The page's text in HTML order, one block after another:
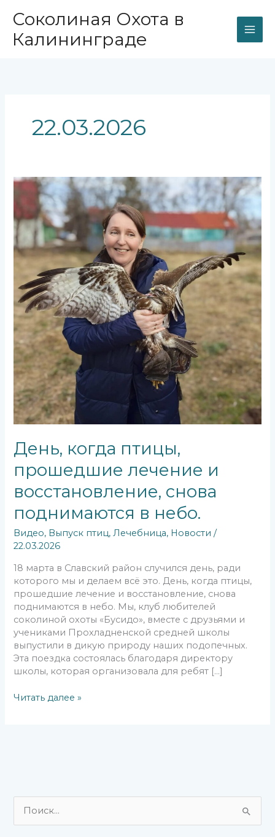
содержимому
Соколиная Охота в
Калининграде
22.03.2026
День, когда птицы,
прошедшие лечение и
восстановление, снова
поднимаются в небо.
Видео, Выпуск птиц,Лечебница, Новости /
22.03.2026
18 марта в Славский район случился день, ради
которого мы и делаем всё это. День, когда птицы,
прошедшие лечение и восстановление, снова
поднимаются в небо. Мы, клуб любителей
соколиной охоты «Бусидо», вместе с друзьями и
учениками Прохладненской средней школы
выпустили в дикую природу наших подопечных.
Эта поездка состоялась благодаря директору
школы, которая организовала для ребят […]
День,
когда
птицы,
прошедшие
лечение
и
восстановление,
снова
поднимаются
в
небо.
Читать далее »